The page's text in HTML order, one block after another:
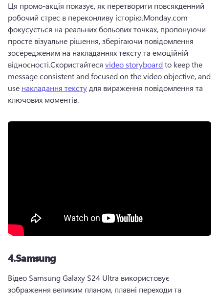
Ця промо-акція показує, як перетворити повсякденний
робочий стрес в переконливу історію.Monday.com
фокусується на реальних больових точках, пропонуючи
просте візуальне рішення, зберігаючи повідомлення
зосередженим на накладаннях тексту та емоційній
відносності.Скористайтеся video storyboard to keep the
message consistent and focused on the video objective, and
use накладання тексту для вираження повідомлення та
ключових моментів.
4.Samsung
Відео Samsung Galaxy S24 Ultra використовує
зображення великим планом, плавні переходи та